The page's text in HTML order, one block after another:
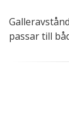
passar till